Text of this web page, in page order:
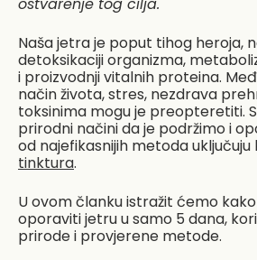
ostvarenje tog cilja.
Naša jetra je poput tihog heroja,
detoksikaciji organizma,
i proizvodnji vitalnih proteina.
način života, stres, nezdrava
toksinima mogu je preopteretiti.
prirodni načini da je podržimo i
od najefikasnijih metoda
tinktura.
U ovom članku istražit ćemo
oporaviti jetru u samo 5 dana,
prirode i provjerene metode.